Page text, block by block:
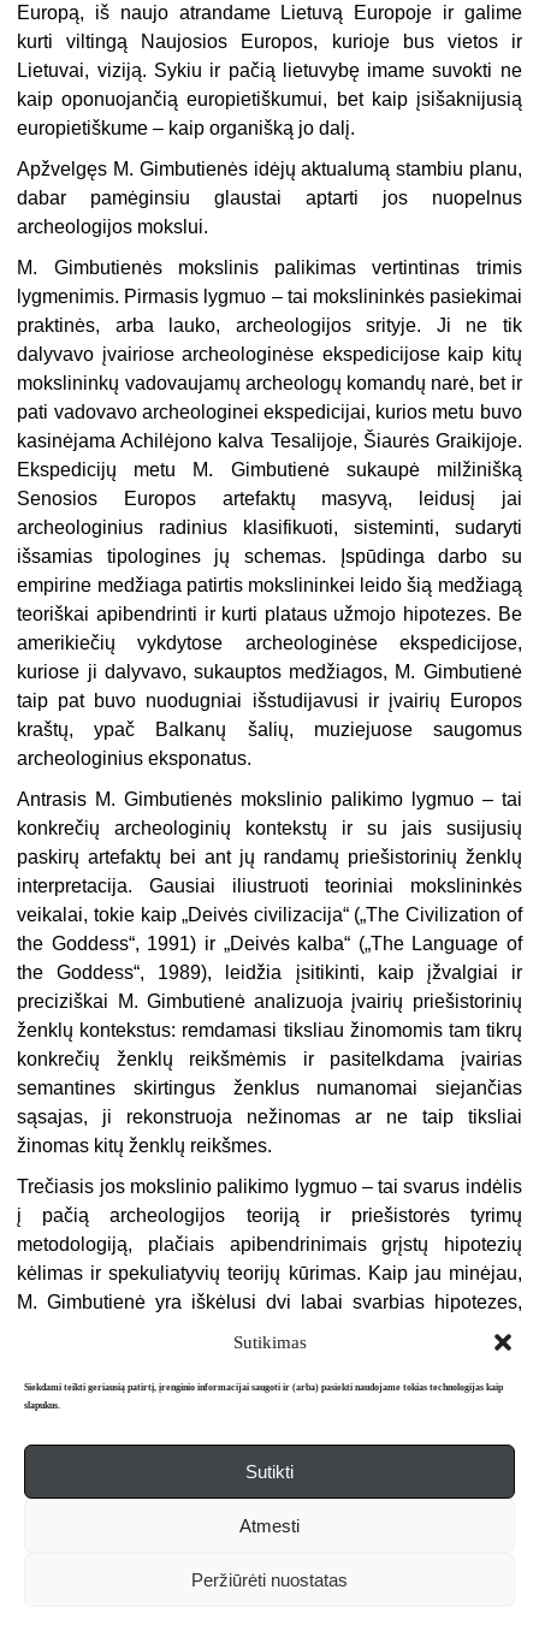
Sutikimas
Siekdami teikti geriausią patirtį, įrenginio informacijai saugoti ir (arba) pasiekti naudojame tokias technologijas kaip
slapukus.
Sutikti
Atmesti
Peržiūrėti nuostatas
Europą, iš naujo atrandame Lietuvą Europoje ir galime
kurti viltingą Naujosios Europos, kurioje bus vietos ir
Lietuvai, viziją. Sykiu ir pačią lietuvybę imame suvokti ne
kaip oponuojančią europietiškumui, bet kaip įsišaknijusią
europietiškume – kaip organišką jo dalį.
Apžvelgęs M. Gimbutienės idėjų aktualumą stambiu planu,
dabar pamėginsiu glaustai aptarti jos nuopelnus
archeologijos mokslui.
M. Gimbutienės mokslinis palikimas vertintinas trimis
lygmenimis. Pirmasis lygmuo – tai mokslininkės pasiekimai
praktinės, arba lauko, archeologijos srityje. Ji ne tik
dalyvavo įvairiose archeologinėse ekspedicijose kaip kitų
mokslininkų vadovaujamų archeologų komandų narė, bet ir
pati vadovavo archeologinei ekspedicijai, kurios metu buvo
kasinėjama Achilėjono kalva Tesalijoje, Šiaurės Graikijoje.
Ekspedicijų metu M. Gimbutienė sukaupė milžinišką
Senosios Europos artefaktų masyvą, leidusį jai
archeologinius radinius klasifikuoti, sisteminti, sudaryti
išsamias tipologines jų schemas. Įspūdinga darbo su
empirine medžiaga patirtis mokslininkei leido šią medžiagą
teoriškai apibendrinti ir kurti plataus užmojo hipotezes. Be
amerikiečių vykdytose archeologinėse ekspedicijose,
kuriose ji dalyvavo, sukauptos medžiagos, M. Gimbutienė
taip pat buvo nuodugniai išstudijavusi ir įvairių Europos
kraštų, ypač Balkanų šalių, muziejuose saugomus
archeologinius eksponatus.
Antrasis M. Gimbutienės mokslinio palikimo lygmuo – tai
konkrečių archeologinių kontekstų ir su jais susijusių
paskirų artefaktų bei ant jų randamų priešistorinių ženklų
interpretacija. Gausiai iliustruoti teoriniai mokslininkės
veikalai, tokie kaip „Deivės civilizacija“ („The Civilization of
the Goddess“, 1991) ir „Deivės kalba“ („The Language of
the Goddess“, 1989), leidžia įsitikinti, kaip įžvalgiai ir
preciziškai M. Gimbutienė analizuoja įvairių priešistorinių
ženklų kontekstus: remdamasi tiksliau žinomomis tam tikrų
konkrečių ženklų reikšmėmis ir pasitelkdama įvairias
semantines skirtingus ženklus numanomai siejančias
sąsajas, ji rekonstruoja nežinomas ar ne taip tiksliai
žinomas kitų ženklų reikšmes.
Trečiasis jos mokslinio palikimo lygmuo – tai svarus indėlis
į pačią archeologijos teoriją ir priešistorės tyrimų
metodologiją, plačiais apibendrinimais grįstų hipotezių
kėlimas ir spekuliatyvių teorijų kūrimas. Kaip jau minėjau,
M. Gimbutienė yra iškėlusi dvi labai svarbias hipotezes,
siejamas su jos vardu, – indoeuropiečių protėvynės
kurganų teoriją, ir vieningos Deivės civilizacijos
egzistavimo neolitinėje Europoje hipotezę. Naujausi
tyrimai genetikos srityje rodo, kad kurganų teorija turi
didelių santykinių pranašumų palyginti su kitomis
konkuruojančiomis indoeuropiečių protėvynės kilmės
hipotezėmis, tarkime, su M. Gimbutienės kolegos, iškilaus
remiantis indoeuropiečių protėvynė lokalizuojama